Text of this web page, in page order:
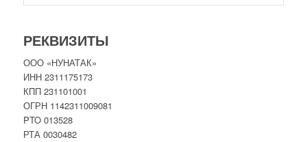
РЕКВИЗИТЫ
ООО «НУНАТАК»
ИНН 2311175173
КПП 231101001
ОГРН 1142311009081
PTO 013528
РТА 0030482